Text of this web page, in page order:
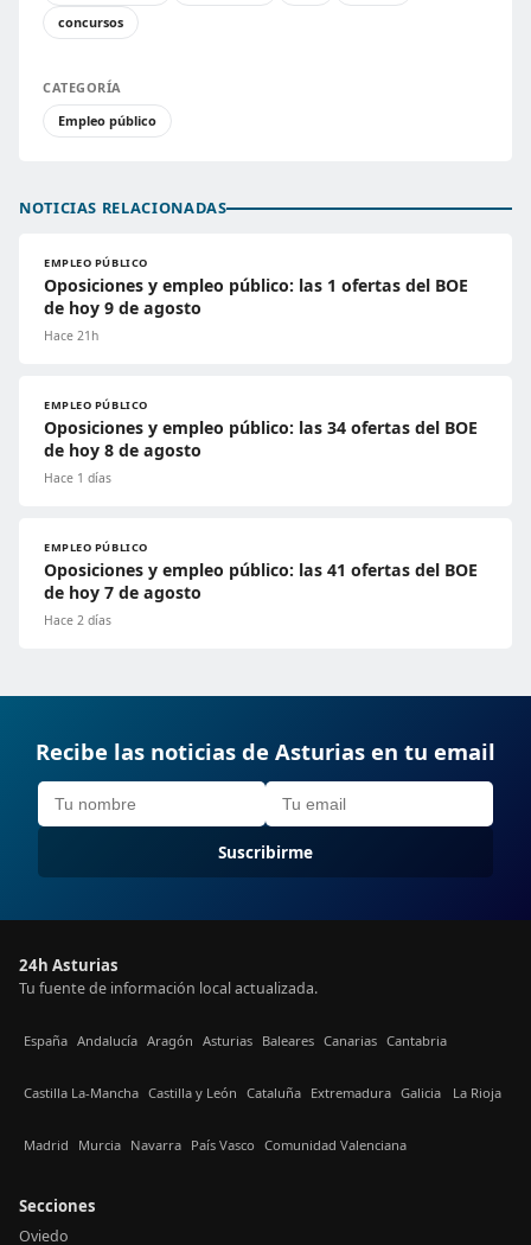
concursos
CATEGORÍA
Empleo público
NOTICIAS RELACIONADAS
EMPLEO PÚBLICO
Oposiciones y empleo público: las 1 ofertas del BOE
de hoy 9 de agosto
Hace 21h
EMPLEO PÚBLICO
Oposiciones y empleo público: las 34 ofertas del BOE
de hoy 8 de agosto
Hace 1 días
EMPLEO PÚBLICO
Oposiciones y empleo público: las 41 ofertas del BOE
de hoy 7 de agosto
Hace 2 días
Recibe las noticias de Asturias en tu email
Suscribirme
24h Asturias
Tu fuente de información local actualizada.
España Andalucía Aragón Asturias Baleares Canarias Cantabria
Castilla La-Mancha Castilla y León Cataluña Extremadura Galicia La Rioja
Madrid Murcia Navarra País Vasco Comunidad Valenciana
Secciones
Oviedo